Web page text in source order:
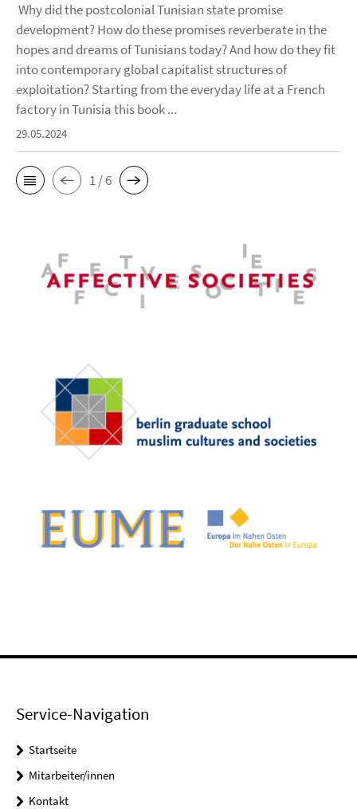
Why did the postcolonial Tunisian state promise
development? How do these promises reverberate in the
hopes and dreams of Tunisians today? And how do they fit
into contemporary global capitalist structures of
exploitation? Starting from the everyday life at a French
factory in Tunisia this book ...
29.05.2024
1 / 6
Service-Navigation
Startseite
Mitarbeiter/innen
Kontakt